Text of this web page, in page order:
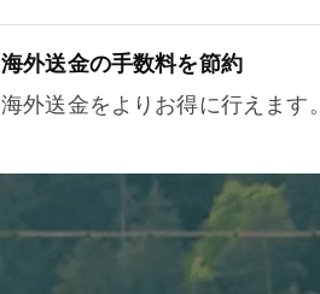
海外送金の手数料を節約
海外送金をよりお得に行えます。